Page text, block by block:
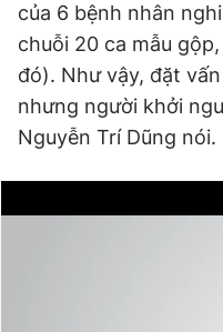
của 6 bệnh nhân
chuỗi 20 ca mẫu
đó). Như vậy, đặt
nhưng người khởi
Nguyễn Trí Dũng nói.